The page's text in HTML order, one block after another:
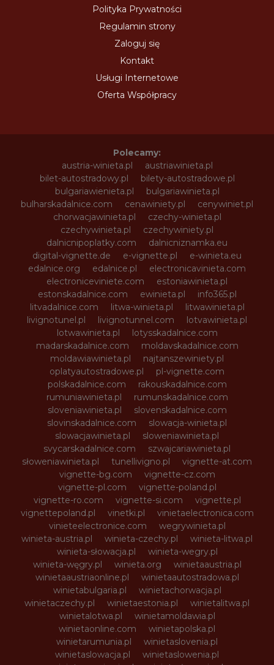
Polityka Prywatności
Regulamin strony
Zaloguj się
Kontakt
Usługi Internetowe
Oferta Współpracy
Polecamy:
austria-winieta.pl
austriawinieta.pl
bilet-autostradowy.pl
bilety-autostradowe.pl
bulgariawienieta.pl
bulgariawinieta.pl
bulharskadalnice.com
cenawiniety.pl
cenywiniet.pl
chorwacjawinieta.pl
czechy-winieta.pl
czechywinieta.pl
czechywiniety.pl
dalnicnipoplatky.com
dalnicniznamka.eu
digital-vignette.de
e-vignette.pl
e-winieta.eu
edalnice.org
edalnice.pl
electronicavinieta.com
electroniceviniete.com
estoniawinieta.pl
estonskadalnice.com
ewinieta.pl
info365.pl
litvadalnice.com
litwa-winieta.pl
litwawinieta.pl
livignotunel.pl
livignotunnel.com
lotvawinieta.pl
lotwawinieta.pl
lotysskadalnice.com
madarskadalnice.com
moldavskadalnice.com
moldawiawinieta.pl
najtanszewiniety.pl
oplatyautostradowe.pl
pl-vignette.com
polskadalnice.com
rakouskadalnice.com
rumuniawinieta.pl
rumunskadalnice.com
sloveniawinieta.pl
slovenskadalnice.com
slovinskadalnice.com
slowacja-winieta.pl
slowacjawinieta.pl
sloweniawinieta.pl
svycarskadalnice.com
szwajcariawinieta.pl
słoweniawinieta.pl
tunellivigno.pl
vignette-at.com
vignette-bg.com
vignette-cz.com
vignette-pl.com
vignette-poland.pl
vignette-ro.com
vignette-si.com
vignette.pl
vignettepoland.pl
vinetki.pl
vinietaelectronica.com
vinieteelectronice.com
wegrywinieta.pl
winieta-austria.pl
winieta-czechy.pl
winieta-litwa.pl
winieta-słowacja.pl
winieta-wegry.pl
winieta-węgry.pl
winieta.org
winietaaustria.pl
winietaaustriaonline.pl
winietaautostradowa.pl
winietabulgaria.pl
winietachorwacja.pl
winietaczechy.pl
winietaestonia.pl
winietalitwa.pl
winietalotwa.pl
winietamoldawia.pl
winietaonline.com
winietapolska.pl
winietarumunia.pl
winietaslovenia.pl
winietaslowacja.pl
winietaslowenia.pl